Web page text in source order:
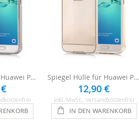
Spiegel Hülle für Huawei P8 Lite (2017) - Anthrazit Spiegel Hülle für Huawei P8 Lite (2017) - Silber
12,90 €
Inkl. MwSt. , versandkostenfrei
IN DEN WARENKORB